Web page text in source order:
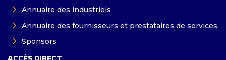
Annuaire des industriels
Annuaire des fournisseurs et prestataires de services
Sponsors